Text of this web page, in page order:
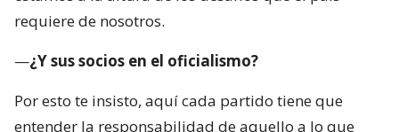
requiere de nosotros.
—¿Y sus socios en el oficialismo?
Por esto te insisto, aquí cada partido tiene que
entender la responsabilidad de aquello a lo que